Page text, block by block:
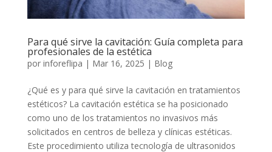
Para qué sirve la cavitación: Guía completa para
profesionales de la estética
por inforeflipa | Mar 16, 2025 | Blog
¿Qué es y para qué sirve la cavitación en tratamientos
estéticos? La cavitación estética se ha posicionado
como uno de los tratamientos no invasivos más
solicitados en centros de belleza y clínicas estéticas.
Este procedimiento utiliza tecnología de ultrasonidos